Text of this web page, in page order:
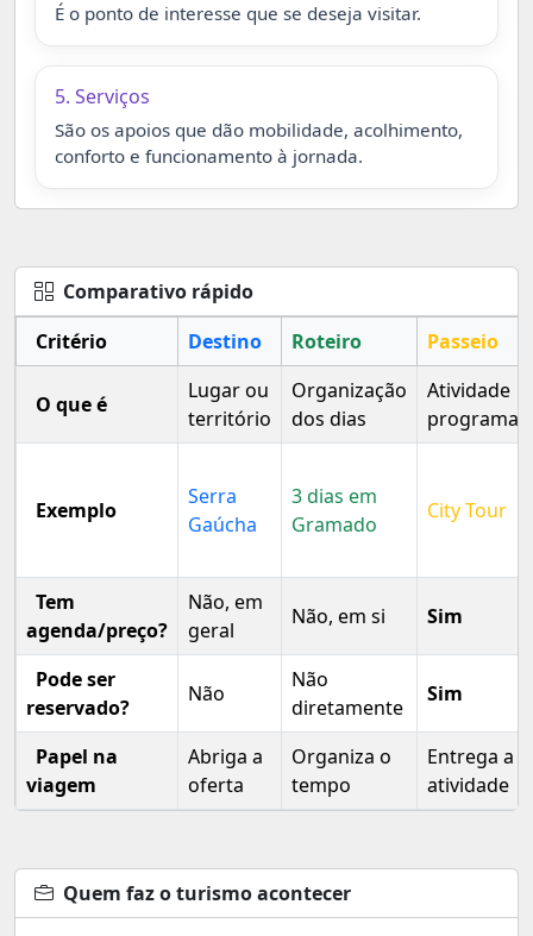
É o ponto de interesse que se deseja visitar.
5. Serviços
São os apoios que dão mobilidade, acolhimento,
conforto e funcionamento à jornada.
Comparativo rápido
Critério
Destino Roteiro Passeio
O que é
Lugar ou
território
Organização
dos dias
Atividade
Exemplo
Serra
Gaúcha
3 dias em
Gramado
City Tour
Tem
agenda/preço?
Não, em
geral
Não, em si Sim
Pode ser
reservado?
Não
Não
diretamente
Sim
Papel na
viagem
Abriga a
oferta
Organiza o
tempo
Entrega a
atividade
Quem faz o turismo acontecer